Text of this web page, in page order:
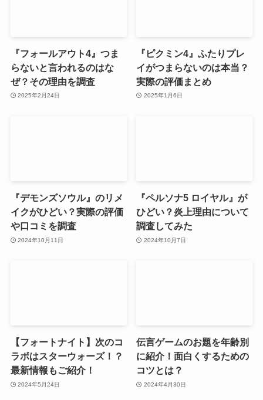
『フォールアウト4』つま
らないと言われるのはな
ぜ？その理由を調査
2025年2月24日
『ピクミン4』ふたりプレ
イがつまらないのは本当？
実際の評価まとめ
2025年1月6日
『デモンズソウル』のリメ
イクがひどい？実際の評価
や口コミを調査
2024年10月11日
『ペルソナ5 ロイヤル』が
ひどい？炎上理由について
調査してみた
2024年10月7日
【フォートナイト】次のコ
ラボはスターウォーズ！？
最新情報もご紹介！
2024年5月24日
伝言ゲームのお題を年齢別
に紹介！面白くするための
コツとは？
2024年4月30日